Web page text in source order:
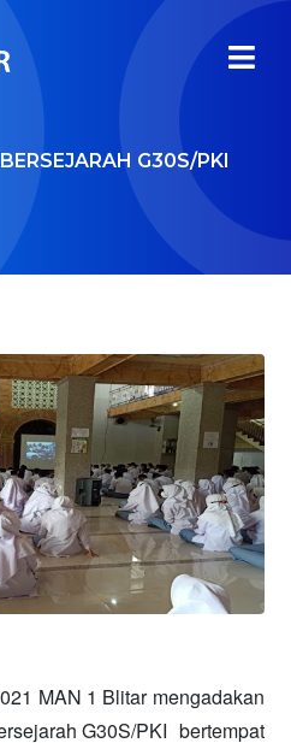
G30S/PKI
MAN 1 Blitar mengadakan
G30S/PKI bertempat